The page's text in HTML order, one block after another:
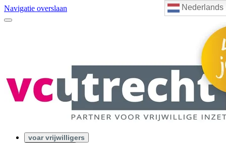
Nederlands
Navigatie overslaan
voar vrijwilligers